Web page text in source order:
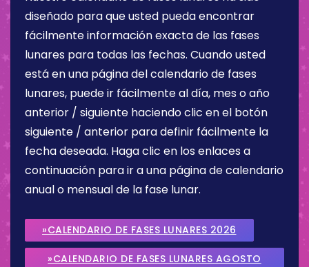
diseñado para que usted pueda encontrar
fácilmente información exacta de las fases
lunares para todas las fechas. Cuando usted
está en una página del calendario de fases
lunares, puede ir fácilmente al día, mes o año
anterior / siguiente haciendo clic en el botón
siguiente / anterior para definir fácilmente la
fecha deseada. Haga clic en los enlaces a
continuación para ir a una página de calendario
anual o mensual de la fase lunar.
»CALENDARIO DE FASES LUNARES 2026
»CALENDARIO DE FASES LUNARES AGOSTO